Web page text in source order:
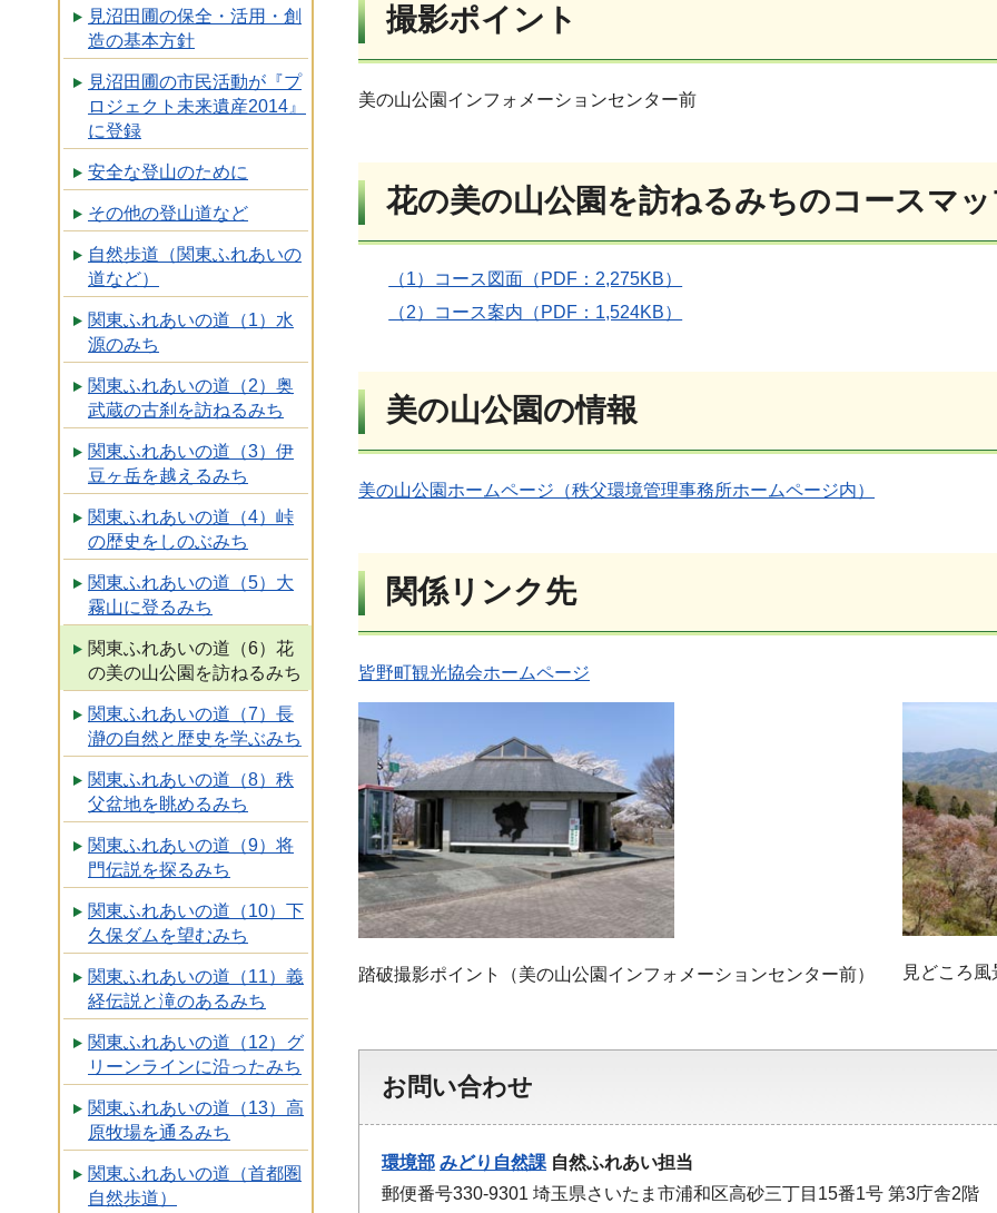
見沼田圃の保全・活用・創
造の基本方針
見沼田圃の市民活動が『プ
ロジェクト未来遺産2014』
に登録
安全な登山のために
その他の登山道など
自然歩道（関東ふれあいの
道など）
関東ふれあいの道（1）水
源のみち
関東ふれあいの道（2）奥
武蔵の古刹を訪ねるみち
関東ふれあいの道（3）伊
豆ヶ岳を越えるみち
関東ふれあいの道（4）峠
の歴史をしのぶみち
関東ふれあいの道（5）大
霧山に登るみち
関東ふれあいの道（6）花
の美の山公園を訪ねるみち
関東ふれあいの道（7）長
瀞の自然と歴史を学ぶみち
関東ふれあいの道（8）秩
父盆地を眺めるみち
関東ふれあいの道（9）将
門伝説を探るみち
関東ふれあいの道（10）下
久保ダムを望むみち
関東ふれあいの道（11）義
経伝説と滝のあるみち
関東ふれあいの道（12）グ
リーンラインに沿ったみち
関東ふれあいの道（13）高
原牧場を通るみち
関東ふれあいの道（首都圏
自然歩道）
撮影ポイント
美の山公園インフォメーションセンター前
花の美の山公園を訪ねるみちのコースマ
（1）コース図面（PDF：2,275KB）
（2）コース案内（PDF：1,524KB）
美の山公園の情報
美の山公園ホームページ（秩父環境管理事務所ホームページ内）
関係リンク先
皆野町観光協会ホームページ
踏破撮影ポイント（美の山公園インフォメーションセンター前） 見どころ
お問い合わせ
環境部 みどり自然課 自然ふれあい担当
郵便番号330-9301 埼玉県さいたま市浦和区高砂三丁目15番1号 第3庁舎2階